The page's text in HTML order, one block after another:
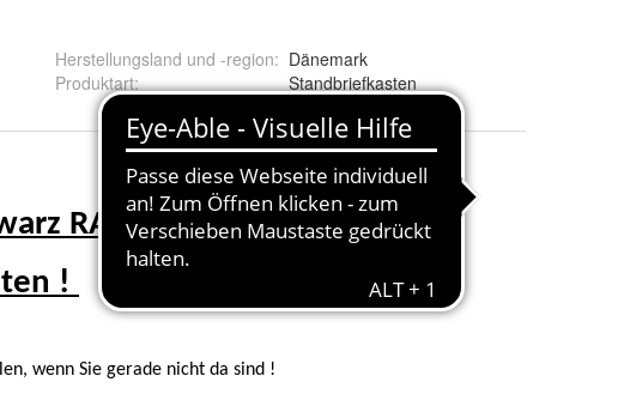
Herstellungsland und -region: Dänemark
Produktart: Standbriefkasten